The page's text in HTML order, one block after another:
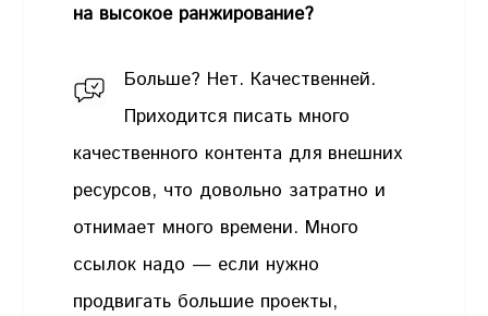
на высокое ранжирование?
Больше? Нет. Качественней.
Приходится писать много
качественного контента для внешних
ресурсов, что довольно затратно и
отнимает много времени. Много
ссылок надо — если нужно
продвигать большие проекты,